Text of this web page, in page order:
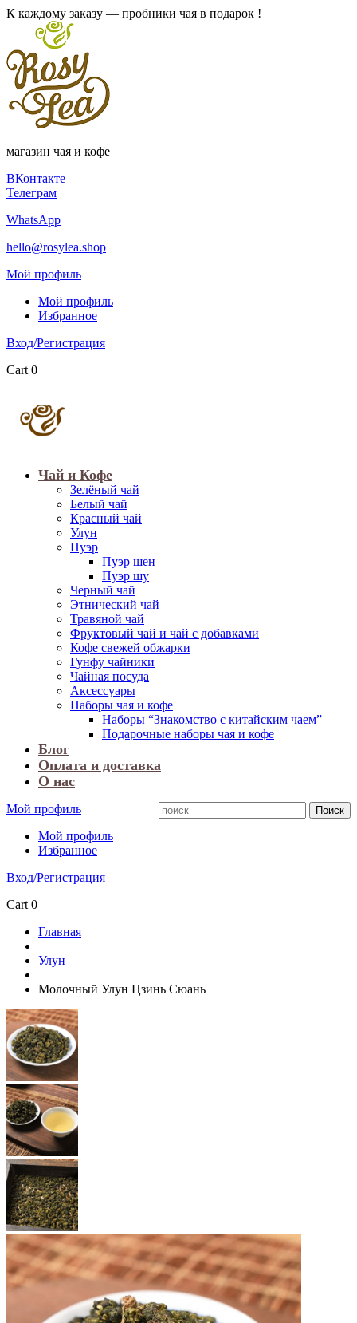
К каждому заказу — пробники чая в подарок !
магазин чая и кофе
ВКонтакте
Телеграм
WhatsApp
hello@rosylea.shop
Мой профиль
Мой профиль
Избранное
Вход/Регистрация
Cart 0
Чай и Кофе
Зелёный чай
Белый чай
Красный чай
Улун
Пуэр
Пуэр шен
Пуэр шу
Черный чай
Этнический чай
Травяной чай
Фруктовый чай и чай с добавками
Кофе свежей обжарки
Гунфу чайники
Чайная посуда
Аксессуары
Наборы чая и кофе
Наборы “Знакомство с китайским чаем”
Подарочные наборы чая и кофе
Блог
Оплата и доставка
О нас
Мой профиль
Мой профиль
Избранное
Вход/Регистрация
Cart 0
Главная
Улун
Молочный Улун Цзинь Сюань